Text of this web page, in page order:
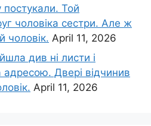
постукали. Той
чоловіка сестри. Але ж
чоловік. April 11, 2026
див ні листи і
адресою. Двері відчинив
April 11, 2026